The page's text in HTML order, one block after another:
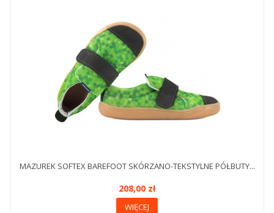
MAZUREK SOFTEX BAREFOOT SKÓRZANO-TEKSTYLNE PÓŁBUTY...
208,00 zł
WIĘCEJ